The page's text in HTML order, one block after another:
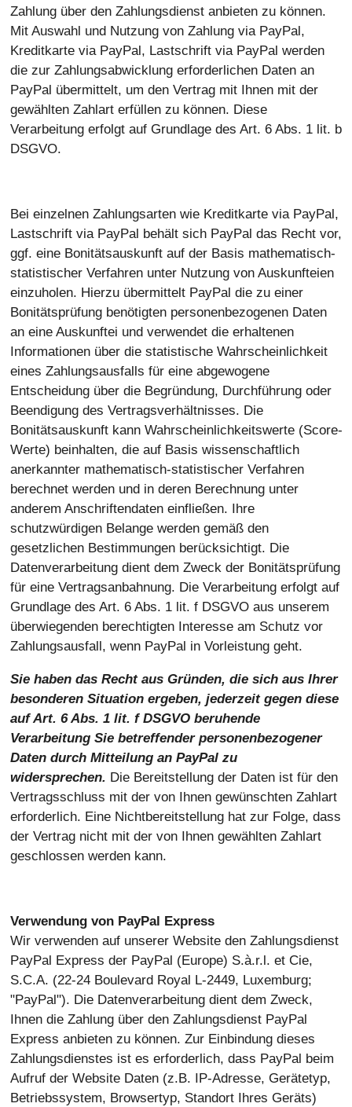
Zahlung über den Zahlungsdienst anbieten zu können.
Mit Auswahl und Nutzung von Zahlung via PayPal,
Kreditkarte via PayPal, Lastschrift via PayPal werden
die zur Zahlungsabwicklung erforderlichen Daten an
PayPal übermittelt, um den Vertrag mit Ihnen mit der
gewählten Zahlart erfüllen zu können. Diese
Verarbeitung erfolgt auf Grundlage des Art. 6 Abs. 1 lit. b
DSGVO.
Bei einzelnen Zahlungsarten wie Kreditkarte via PayPal,
Lastschrift via PayPal behält sich PayPal das Recht vor,
ggf. eine Bonitätsauskunft auf der Basis mathematisch-
statistischer Verfahren unter Nutzung von Auskunfteien
einzuholen. Hierzu übermittelt PayPal die zu einer
Bonitätsprüfung benötigten personenbezogenen Daten
an eine Auskunftei und verwendet die erhaltenen
Informationen über die statistische Wahrscheinlichkeit
eines Zahlungsausfalls für eine abgewogene
Entscheidung über die Begründung, Durchführung oder
Beendigung des Vertragsverhältnisses. Die
Bonitätsauskunft kann Wahrscheinlichkeitswerte (Score-
Werte) beinhalten, die auf Basis wissenschaftlich
anerkannter mathematisch-statistischer Verfahren
berechnet werden und in deren Berechnung unter
anderem Anschriftendaten einfließen. Ihre
schutzwürdigen Belange werden gemäß den
gesetzlichen Bestimmungen berücksichtigt. Die
Datenverarbeitung dient dem Zweck der Bonitätsprüfung
für eine Vertragsanbahnung. Die Verarbeitung erfolgt auf
Grundlage des Art. 6 Abs. 1 lit. f DSGVO aus unserem
überwiegenden berechtigten Interesse am Schutz vor
Zahlungsausfall, wenn PayPal in Vorleistung geht.
Sie haben das Recht aus Gründen, die sich aus Ihrer
besonderen Situation ergeben, jederzeit gegen diese
auf Art. 6 Abs. 1 lit. f DSGVO beruhende
Verarbeitung Sie betreffender personenbezogener
Daten durch Mitteilung an PayPal zu
widersprechen. Die Bereitstellung der Daten ist für den
Vertragsschluss mit der von Ihnen gewünschten Zahlart
erforderlich. Eine Nichtbereitstellung hat zur Folge, dass
der Vertrag nicht mit der von Ihnen gewählten Zahlart
geschlossen werden kann.
Verwendung von PayPal Express
Wir verwenden auf unserer Website den Zahlungsdienst
PayPal Express der PayPal (Europe) S.à.r.l. et Cie,
S.C.A. (22-24 Boulevard Royal L-2449, Luxemburg;
"PayPal"). Die Datenverarbeitung dient dem Zweck,
Ihnen die Zahlung über den Zahlungsdienst PayPal
Express anbieten zu können. Zur Einbindung dieses
Zahlungsdienstes ist es erforderlich, dass PayPal beim
Aufruf der Website Daten (z.B. IP-Adresse, Gerätetyp,
Betriebssystem, Browsertyp, Standort Ihres Geräts)